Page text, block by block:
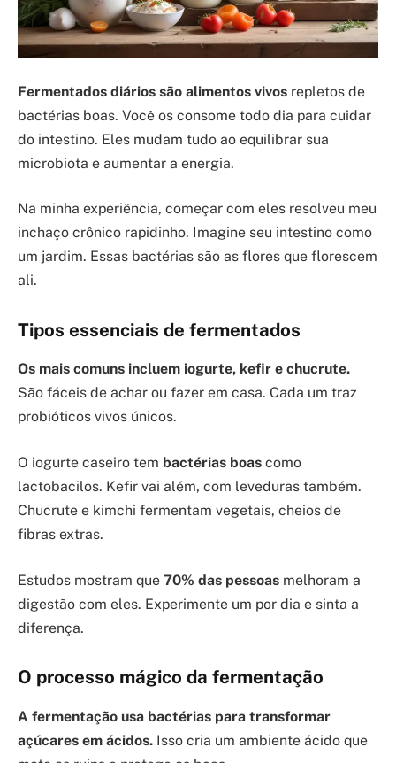
Fermentados diários são alimentos vivos repletos de
bactérias boas. Você os consome todo dia para cuidar
do intestino. Eles mudam tudo ao equilibrar sua
microbiota e aumentar a energia.
Na minha experiência, começar com eles resolveu meu
inchaço crônico rapidinho. Imagine seu intestino como
um jardim. Essas bactérias são as flores que florescem
ali.
Tipos essenciais de fermentados
Os mais comuns incluem iogurte, kefir e chucrute.
São fáceis de achar ou fazer em casa. Cada um traz
probióticos vivos únicos.
O iogurte caseiro tem bactérias boas como
lactobacilos. Kefir vai além, com leveduras também.
Chucrute e kimchi fermentam vegetais, cheios de
fibras extras.
Estudos mostram que 70% das pessoas melhoram a
digestão com eles. Experimente um por dia e sinta a
diferença.
O processo mágico da fermentação
A fermentação usa bactérias para transformar
açúcares em ácidos. Isso cria um ambiente ácido que